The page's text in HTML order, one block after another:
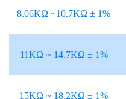
8.06KΩ ~10.7KΩ ± 1%
11KΩ ~ 14.7KΩ ± 1%
15KΩ ~ 18.2KΩ ± 1%